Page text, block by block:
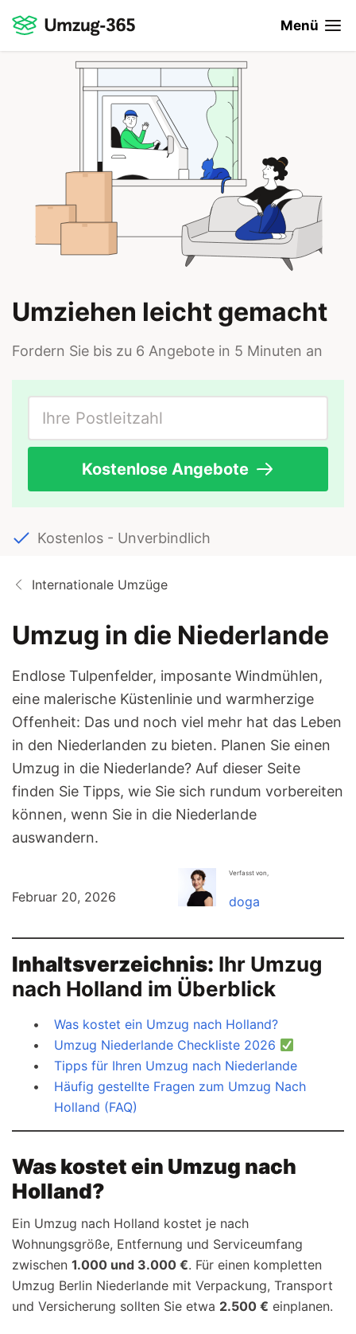
Menü
Umziehen leicht gemacht
Fordern Sie bis zu 6 Angebote in 5 Minuten an
Kostenlose Angebote
Kostenlos - Unverbindlich
Internationale Umzüge
Umzug in die Niederlande
Endlose Tulpenfelder, imposante Windmühlen,
eine malerische Küstenlinie und warmherzige
Offenheit: Das und noch viel mehr hat das Leben
in den Niederlanden zu bieten. Planen Sie einen
Umzug in die Niederlande? Auf dieser Seite
finden Sie Tipps, wie Sie sich rundum vorbereiten
können, wenn Sie in die Niederlande
auswandern.
Februar 20, 2026
Verfasst von,
doga
Inhaltsverzeichnis: Ihr Umzug
nach Holland im Überblick
Was kostet ein Umzug nach Holland?
Umzug Niederlande Checkliste 2026
Tipps für Ihren Umzug nach Niederlande
Häufig gestellte Fragen zum Umzug Nach
Holland (FAQ)
Was kostet ein Umzug nach
Holland?
Ein Umzug nach Holland kostet je nach
Wohnungsgröße, Entfernung und Serviceumfang
zwischen 1.000 und 3.000 €. Für einen kompletten
Umzug Berlin Niederlande mit Verpackung, Transport
und Versicherung sollten Sie etwa 2.500 € einplanen.